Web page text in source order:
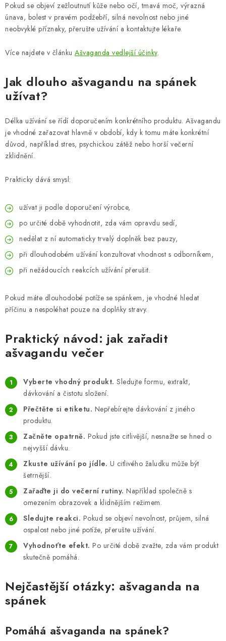
Pokud se objeví zežloutnutí kůže nebo očí, tmavá moč, výrazná
únava, bolest v pravém podžebří, silná nevolnost nebo jiné
neobvyklé příznaky, přerušte užívání a kontaktujte lékaře.
Více najdete v článku Ašvaganda vedlejší účinky.
Jak dlouho ašvagandu na spánek
užívat?
Délka užívání se řídí doporučením konkrétního produktu. Ašvagandu
je vhodné zařazovat hlavně v období, kdy k tomu máte konkrétní
důvod, například stres, psychickou zátěž nebo horší večerní
zklidnění.
Prakticky dává smysl:
užívat ji podle doporučení výrobce,
po určité době vyhodnotit, zda vám opravdu sedí,
nedělat z ní automaticky trvalý doplněk bez pauzy,
při dlouhodobém užívání konzultovat vhodnost s odborníkem,
při nežádoucích reakcích užívání přerušit.
Pokud máte dlouhodobé potíže se spánkem, je vhodné hledat
příčinu a nespoléhat pouze na doplňky stravy.
Praktický návod: jak zařadit
ašvagandu večer
Vyberte vhodný produkt. Sledujte formu, extrakt,
dávkování a čistotu složení.
Přečtěte si etiketu. Nepřebírejte dávkování z jiného
produktu.
Začněte opatrně. Pokud jste citlivější, nesnažte se hned o
nejvyšší dávku.
Zkuste užívání po jídle. U citlivého žaludku může být
šetrnější.
Zařaďte ji do večerní rutiny. Například společně s
omezením obrazovek a klidnějším režimem.
Sledujte reakci. Pokud se objeví nevolnost, průjem, silná
ospalost nebo jiné potíže, přerušte užívání.
Vyhodnoťte efekt. Po určité době zvažte, zda vám produkt
skutečně pomáhá.
Nejčastější otázky: ašvaganda na
spánek
Pomáhá ašvaganda na spánek?